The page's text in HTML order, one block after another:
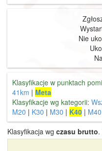
Nie
Klasyfikacje w punktach
41km | Meta
Klasyfikacje wg kategorii:
M20 | K30 | M30 | K40 | M40
Klasyfikacja wg czasu brutto.